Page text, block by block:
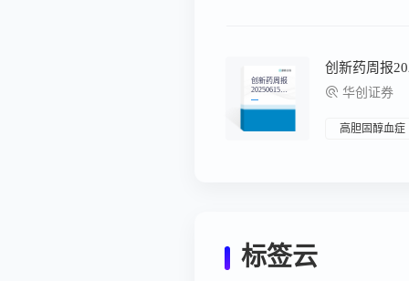
创新药周报
20250615：
Schrödinger
发布MALT1
华创证券
高胆固醇血症
标签云